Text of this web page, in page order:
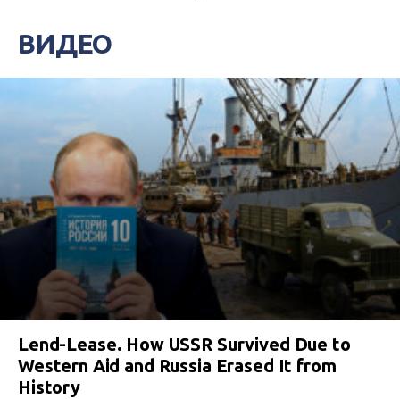
ВИДЕО
Lend-Lease. How USSR Survived Due to
Western Aid and Russia Erased It from
History